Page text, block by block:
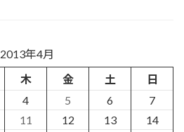
2013年4月
木 金 土
日
4 5 6
7
11 12 13
14